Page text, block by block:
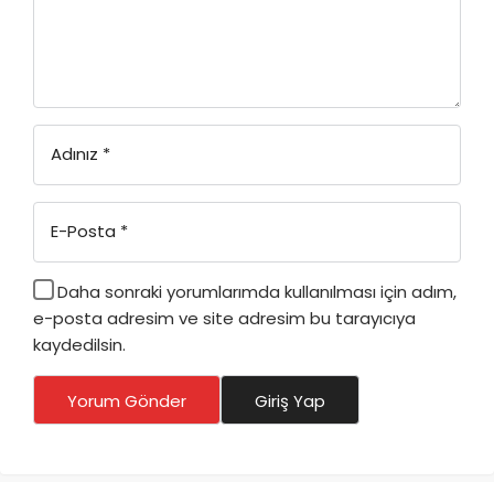
Adınız *
E-Posta *
Daha sonraki yorumlarımda kullanılması için adım,
e-posta adresim ve site adresim bu tarayıcıya
kaydedilsin.
Yorum Gönder Giriş Yap